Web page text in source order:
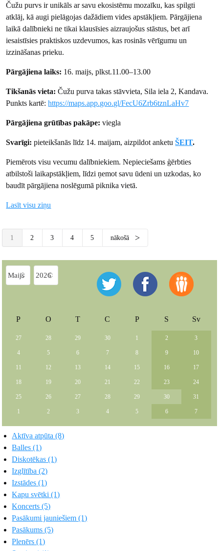
Čužu purvs ir unikāls ar savu ekosistēmu mozaīku, kas spilgti
atklāj, kā augi pielāgojas dažādiem vides apstākļiem. Pārgājiena
laikā dalībnieki ne tikai klausīsies aizraujošus stāstus, bet arī
iesaistīsies praktiskos uzdevumos, kas rosinās vērīgumu un
izzināšanas prieku.
Pārgājiena laiks: 16. maijs, plkst.11.00–13.00
Tikšanās vieta: Čužu purva takas stāvvieta, Sila iela 2, Kandava.
Punkts kartē:https://maps.app.goo.gl/FecU6Zrb6tznLaHv7
Pārgājiena grūtības pakāpe:viegla
Svarīgi: pieteikšanās līdz 14. maijam, aizpildot anketuŠEIT.
Piemērots visu vecumu dalībniekiem. Nepieciešams ģērbties
atbilstoši laikapstākļiem, līdzi ņemot savu ūdeni un uzkodas, ko
baudīt pārgājiena noslēgumā piknika vietā.
Lasīt visu ziņu
1 2 3 4 5 nākošā
P O T C P S Sv
27 28 29 30 1 2 3
4 5 6 7 8 9 10
11 12 13 14 15 16 17
18 19 20 21 22 23 24
25 26 27 28 29 30 31
1 2 3 4 5 6 7
Aktīva atpūta (8)
Balles (1)
Diskotēkas (1)
Izglītība (2)
Izstādes (1)
Kapu svētki (1)
Koncerts (5)
Pasākumi jauniešiem (1)
Pasākums (5)
Plenērs (1)